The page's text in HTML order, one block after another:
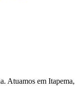
Atuamos em Itapema,